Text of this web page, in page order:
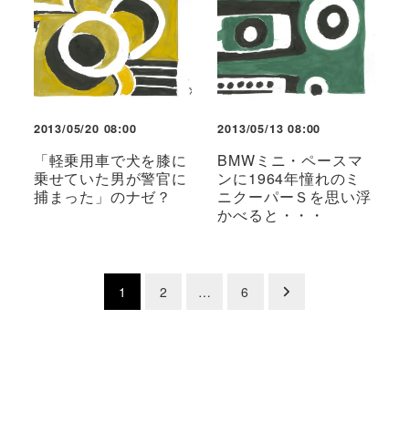
2013/05/20 08:00
「軽乗用車で犬を膝に
乗せていた男が警官に
捕まった」のナゼ？
2013/05/13 08:00
BMWミニ・ペースマ
ンに1964年憧れのミ
ニクーパーＳを思い浮
かべると・・・
1 2 … 6